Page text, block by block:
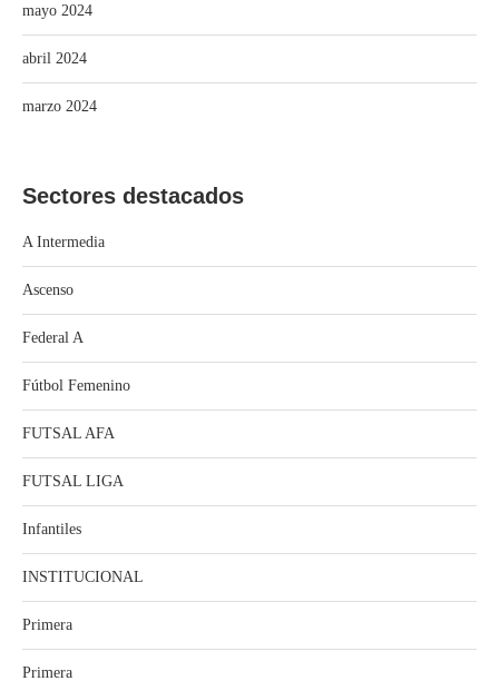
mayo 2024
abril 2024
marzo 2024
Sectores destacados
A Intermedia
Ascenso
Federal A
Fútbol Femenino
FUTSAL AFA
FUTSAL LIGA
Infantiles
INSTITUCIONAL
Primera
Primera